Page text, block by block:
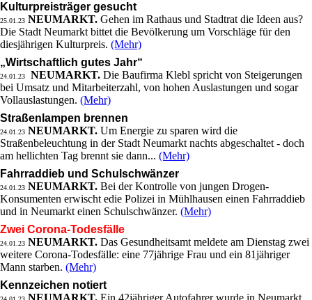
Kulturpreisträger gesucht
25.01.23 NEUMARKT. Gehen im Rathaus und Stadtrat die Ideen aus?
Die Stadt Neumarkt bittet die Bevölkerung um Vorschläge für den
diesjährigen Kulturpreis. (Mehr)
„Wirtschaftlich gutes Jahr“
24.01.23 NEUMARKT. Die Baufirma Klebl spricht von Steigerungen
bei Umsatz und Mitarbeiterzahl, von hohen Auslastungen und sogar
Vollauslastungen. (Mehr)
Straßenlampen brennen
24.01.23 NEUMARKT. Um Energie zu sparen wird die
Straßenbeleuchtung in der Stadt Neumarkt nachts abgeschaltet - doch
am hellichten Tag brennt sie dann... (Mehr)
Fahrraddieb und Schulschwänzer
24.01.23 NEUMARKT. Bei der Kontrolle von jungen Drogen-
Konsumenten erwischt edie Polizei in Mühlhausen einen Fahrraddieb
und in Neumarkt einen Schulschwänzer. (Mehr)
Zwei Corona-Todesfälle
24.01.23 NEUMARKT. Das Gesundheitsamt meldete am Dienstag zwei
weitere Corona-Todesfälle: eine 77jährige Frau und ein 81jähriger
Mann starben. (Mehr)
Kennzeichen notiert
NEUMARKT. Ein 42jähriger Autofahrer wurde in Neumarkt